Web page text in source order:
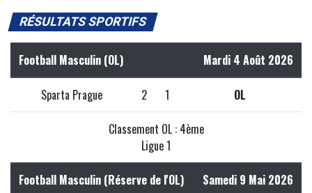
RÉSULTATS SPORTIFS
Football Masculin (OL) Mardi 4 Août 2026
Sparta Prague 2 1 OL
Classement OL : 4ème
Ligue 1
Football Masculin (Réserve de l'OL) Samedi 9 Mai 2026